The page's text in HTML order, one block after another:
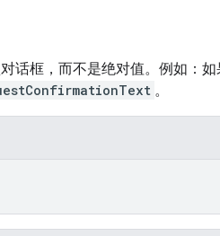
话框，而不是绝对值。例如：如
。